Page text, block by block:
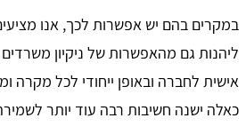
במקרים בהם יש אפשרות לכך, אנו
ליהנות גם מהאפשרות של ניקיון
אישית לחברה ובאופן ייחודי לכל מקרה
כאלה ישנה חשיבות רבה עוד יותר